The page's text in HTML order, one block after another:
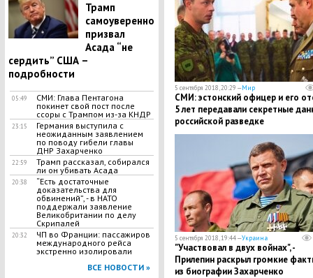
Трамп
самоуверенно
призвал
Асада “не
сердить” США –
подробности
05:49
СМИ: Глава Пентагона
покинет свой пост после
ссоры с Трампом из-за КНДР
23:15
Германия выступила с
неожиданным заявлением
по поводу гибели главы
ДНР Захарченко
22:59
Трамп рассказал, собирался
ли он убивать Асада
20:38
​“Есть достаточные
доказательства для
обвинений”, - в НАТО
поддержали заявление
Великобритании по делу
Скрипалей
20:32
ЧП во Франции: пассажиров
международного рейса
экстренно изолировали
ВСЕ НОВОСТИ »
5 сентября 2018, 20:29 —Мир
СМИ: эстонский офицер и его
5 лет передавали секретные
российской разведке
5 сентября 2018, 19:44 —Украина
"Участвовал в двух войнах", -
Прилепин раскрыл громкие
из биографии Захарченко